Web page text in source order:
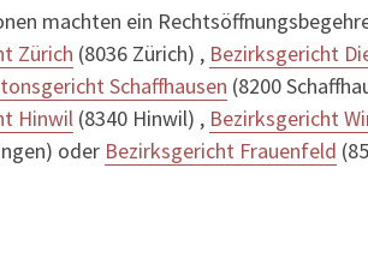
machten ein
Zürich (8036 Zürich) , Bezirksgericht
Schaffhausen (8200
Hinwil (8340 Hinwil) , Bezirksgericht
oder Bezirksgericht Frauenfeld